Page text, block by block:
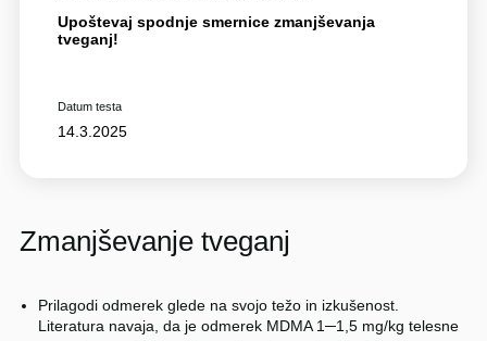
Upoštevaj spodnje smernice zmanjševanja
tveganj!
Datum testa
14.3.2025
Zmanjševanje tveganj
Prilagodi odmerek glede na svojo težo in izkušenost.
Literatura navaja, da je odmerek MDMA 1─1,5 mg/kg telesne